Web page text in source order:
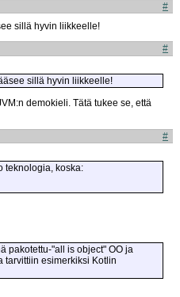
#
sillä hyvin liikkeelle!
#
sillä hyvin liikkeelle!
demokieli. Tätä tukee se, että
#
teknologia, koska:
pakotettu-"all is object" OO ja
tarvittiin esimerkiksi Kotlin